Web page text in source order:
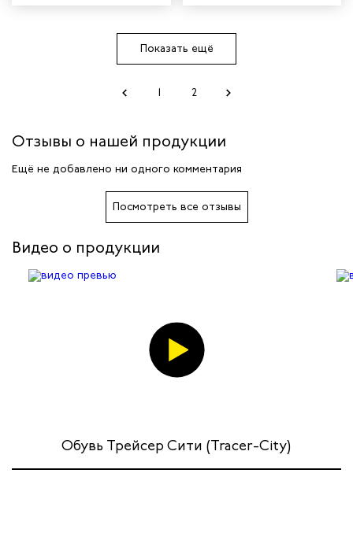
Показать ещё
1 2
Отзывы о нашей продукции
Ещё не добавлено ни одного комментария
Посмотреть все отзывы
Видео о продукции
Обувь Трейсер Сити (Tracer-City)